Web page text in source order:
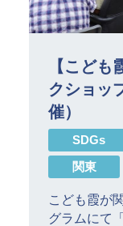
【こど
クショッ
催）
SDGs
関東
こども霞が
グラムにて